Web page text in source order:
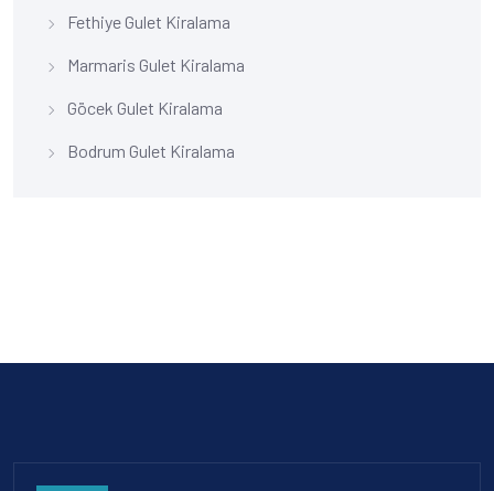
Fethiye Gulet Kiralama
Marmaris Gulet Kiralama
Göcek Gulet Kiralama
Bodrum Gulet Kiralama